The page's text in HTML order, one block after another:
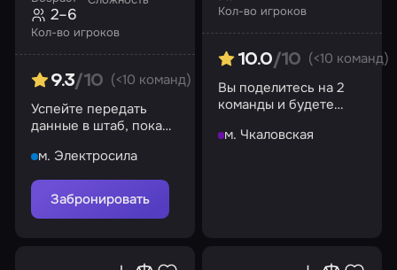
Кол-во игроков
2–6
9.3/10 (<10 команд)
Успейте передать
данные в штаб, пока
войска готовят
внезапное нападение
м. Электросила
Забронировать
Кол-во игроков
10.0/10 (<10 команд)
Вы поделитесь на 2
команды и будете
семи различных раундах
м. Чкаловская